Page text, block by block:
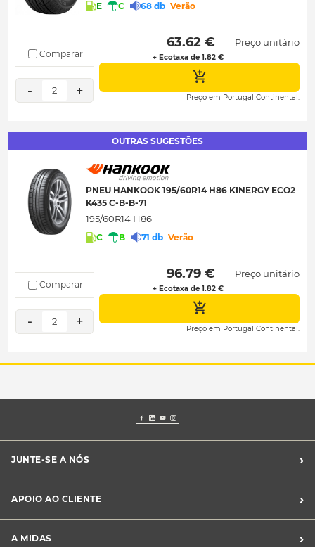
E C 68 db Verão
Comparar
- 2 +
63.62 €
+ Ecotaxa de 1.82 €
Preço unitário
Preço em Portugal Continental.
OUTRAS SUGESTÕES
PNEU HANKOOK 195/60R14 H86 KINERGY ECO2
K435 C-B-B-71
195/60R14 H86
C B 71 db Verão
Comparar
- 2 +
96.79 €
+ Ecotaxa de 1.82 €
Preço unitário
Preço em Portugal Continental.
JUNTE-SE A NÓS ›
Franchising Midas
APOIO AO CLIENTE ›
Livro de Reclamações
A MIDAS ›